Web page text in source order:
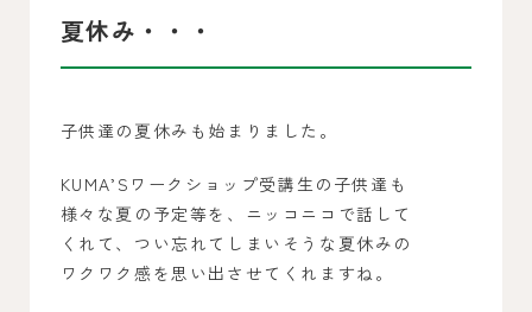
夏休み・・・
子供達の夏休みも始まりました。
KUMA’Sワークショップ受講生の子供達も
様々な夏の予定等を、ニッコニコで話して
くれて、つい忘れてしまいそうな夏休みの
ワクワク感を思い出させてくれますね。